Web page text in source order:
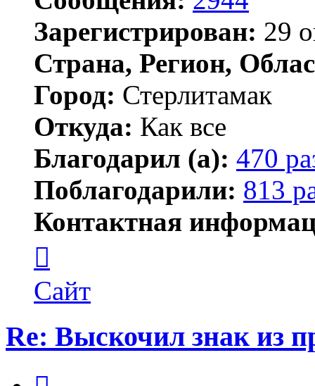
Зарегистрирован: 29
Страна, Регион,
Город: Стерлитамак
Откуда: Как все
Благодарил (а): 470
Поблагодарили: 813
Контактная
пользователя
ПластСтер
Сайт
Re: Выскочил знак из